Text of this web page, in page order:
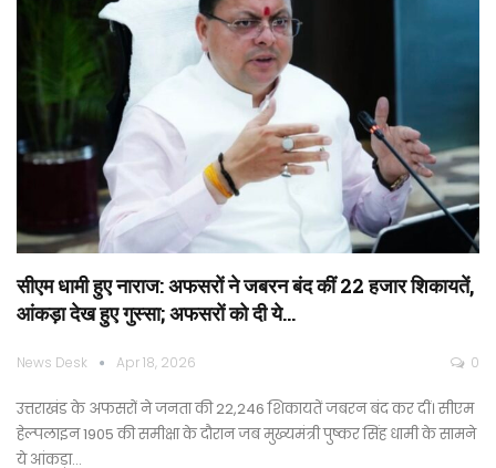
सीएम धामी हुए नाराज: अफसरों ने जबरन बंद कीं 22 हजार शिकायतें,
आंकड़ा देख हुए गुस्सा; अफसरों को दी ये…
News Desk Apr 18, 2026 0
उत्तराखंड के अफसरों ने जनता की 22,246 शिकायतें जबरन बंद कर दीं। सीएम
हेल्पलाइन 1905 की समीक्षा के दौरान जब मुख्यमंत्री पुष्कर सिंह धामी के सामने
ये आंकड़ा…